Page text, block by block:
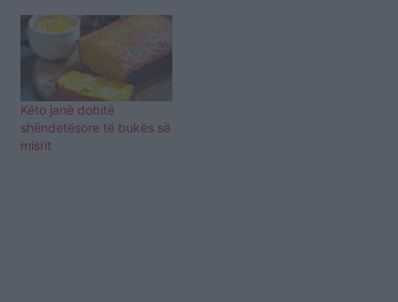
Këto janë dobitë
shëndetësore të bukës së
misrit